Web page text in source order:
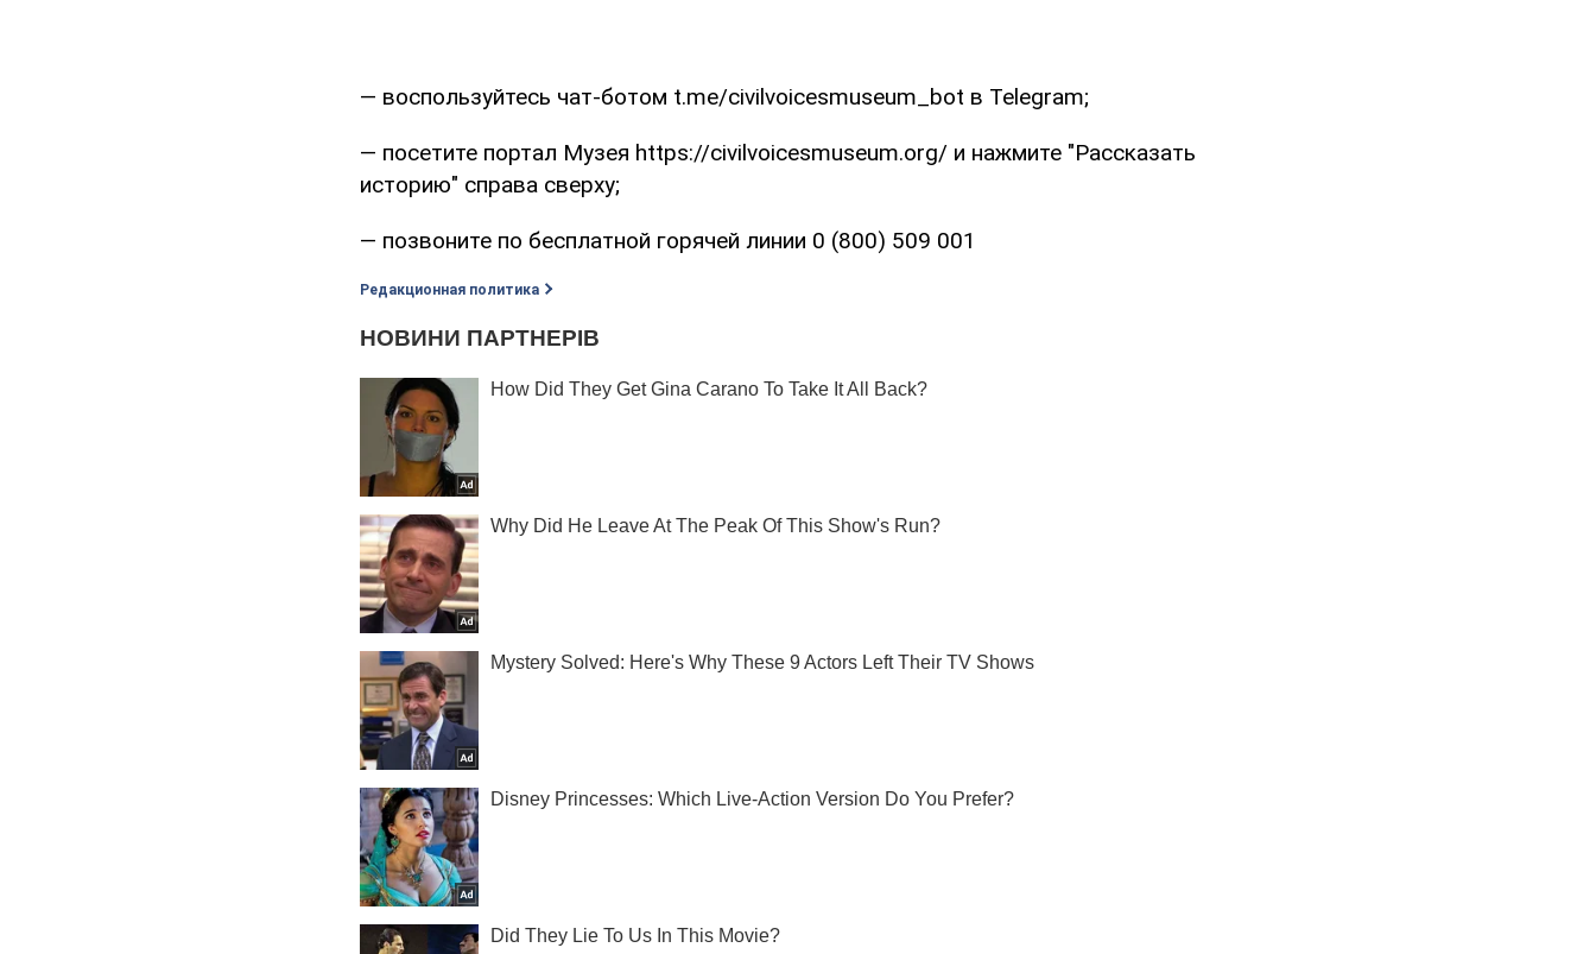
— воспользуйтесь чат-ботом t.me/civilvoicesmuseum_bot в Telegram;
— посетите портал Музея https://civilvoicesmuseum.org/ и нажмите "Рассказать
историю" справа сверху;
— позвоните по бесплатной горячей линии 0 (800) 509 001
Редакционная политика